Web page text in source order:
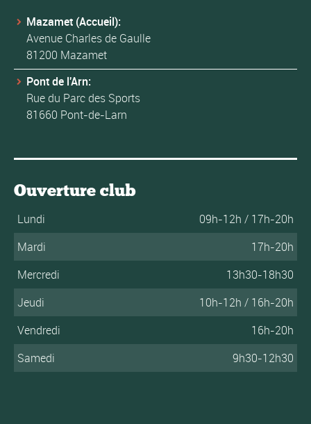
Mazamet (Accueil):
Avenue Charles de Gaulle
81200 Mazamet
Pont de l'Arn:
Rue du Parc des Sports
81660 Pont-de-Larn
Ouverture club
Lundi
09h-12h / 17h-20h
Mardi
17h-20h
Mercredi
13h30-18h30
Jeudi
10h-12h / 16h-20h
Vendredi
16h-20h
Samedi
9h30-12h30